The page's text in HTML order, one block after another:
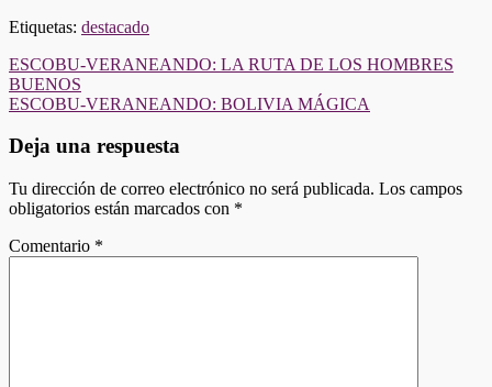
Etiquetas: destacado
Navegación
de
ESCOBU-VERANEANDO: LA RUTA DE LOS HOMBRES
BUENOS
ESCOBU-VERANEANDO: BOLIVIA MÁGICA
Deja una respuesta
Tu dirección de correo electrónico no será publicada. Los campos
obligatorios están marcados con *
Comentario *